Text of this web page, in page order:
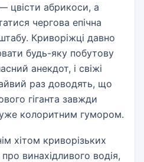
цвісти абрикоси, а
чергова епічна
Криворіжці давно
будь-яку побутову
анекдот, і свіжі
раз доводять, що
гіганта завжди
колоритним гумором.
хітом криворізьких
про винахідливого водія,